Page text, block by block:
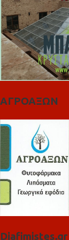
ΑΓΡΟΑΞΩΝ
Diafimistes.gr